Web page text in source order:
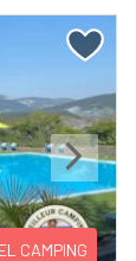
Next
CAMPING